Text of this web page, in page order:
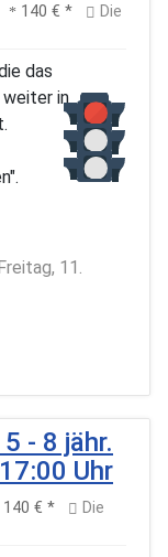
140 € *
Die
das
weiter in
11.
- 8 jähr.
Uhr
140 € *
Die